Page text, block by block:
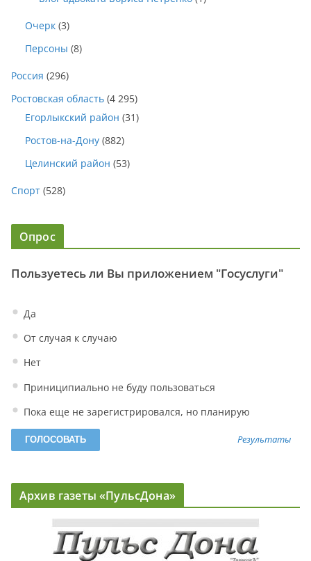
Очерк (3)
Персоны (8)
Россия (296)
Ростовская область (4 295)
Егорлыкский район (31)
Ростов-на-Дону (882)
Целинский район (53)
Спорт (528)
Опрос
Пользуетесь ли Вы приложением "Госуслуги"
Да
От случая к случаю
Нет
Приниципиально не буду пользоваться
Пока еще не зарегистрировался, но планирую
Результаты
Архив газеты «ПульсДона»